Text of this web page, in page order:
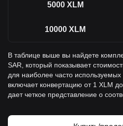
5000 XLM
10000 XLM
В таблице выше вы найдете
SAR, который показывает
для наиболее часто
включает конвертацию от 1 XLM
дает четкое представление о